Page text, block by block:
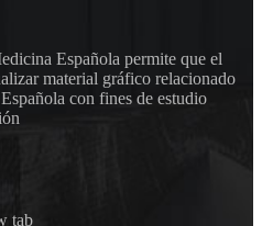
Española permite que el
material gráfico relacionado
con fines de estudio
tab